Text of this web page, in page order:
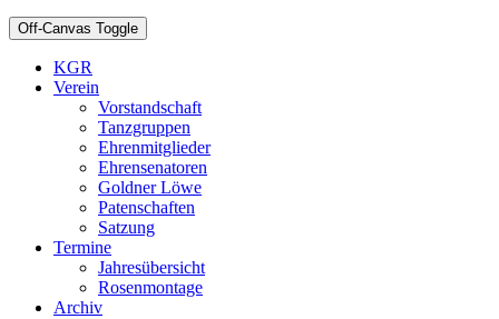
Off-Canvas Toggle
KGR
Verein
Vorstandschaft
Tanzgruppen
Ehrenmitglieder
Ehrensenatoren
Goldner Löwe
Patenschaften
Satzung
Termine
Jahresübersicht
Rosenmontage
Archiv